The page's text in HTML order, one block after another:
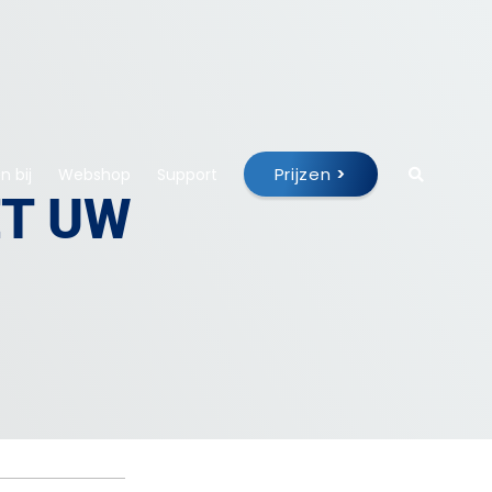
bij Webshop Prijzen >
UW